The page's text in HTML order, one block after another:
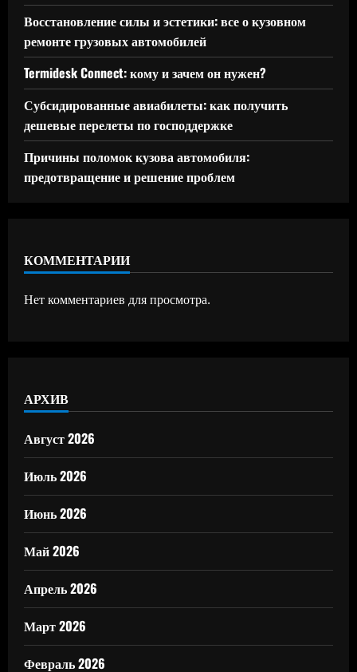
Восстановление силы и эстетики: все о кузовном
ремонте грузовых автомобилей
Termidesk Connect: кому и зачем он нужен?
Субсидированные авиабилеты: как получить
дешевые перелеты по господдержке
Причины поломок кузова автомобиля:
предотвращение и решение проблем
КОММЕНТАРИИ
Нет комментариев для просмотра.
АРХИВ
Август 2026
Июль 2026
Июнь 2026
Май 2026
Апрель 2026
Март 2026
Февраль 2026